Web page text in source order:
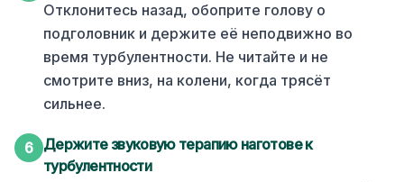
Отклонитесь назад, обоприте голову о
подголовник и держите её неподвижно во
время турбулентности. Не читайте и не
смотрите вниз, на колени, когда трясёт
сильнее.
6 Держите звуковую терапию наготове к
турбулентности